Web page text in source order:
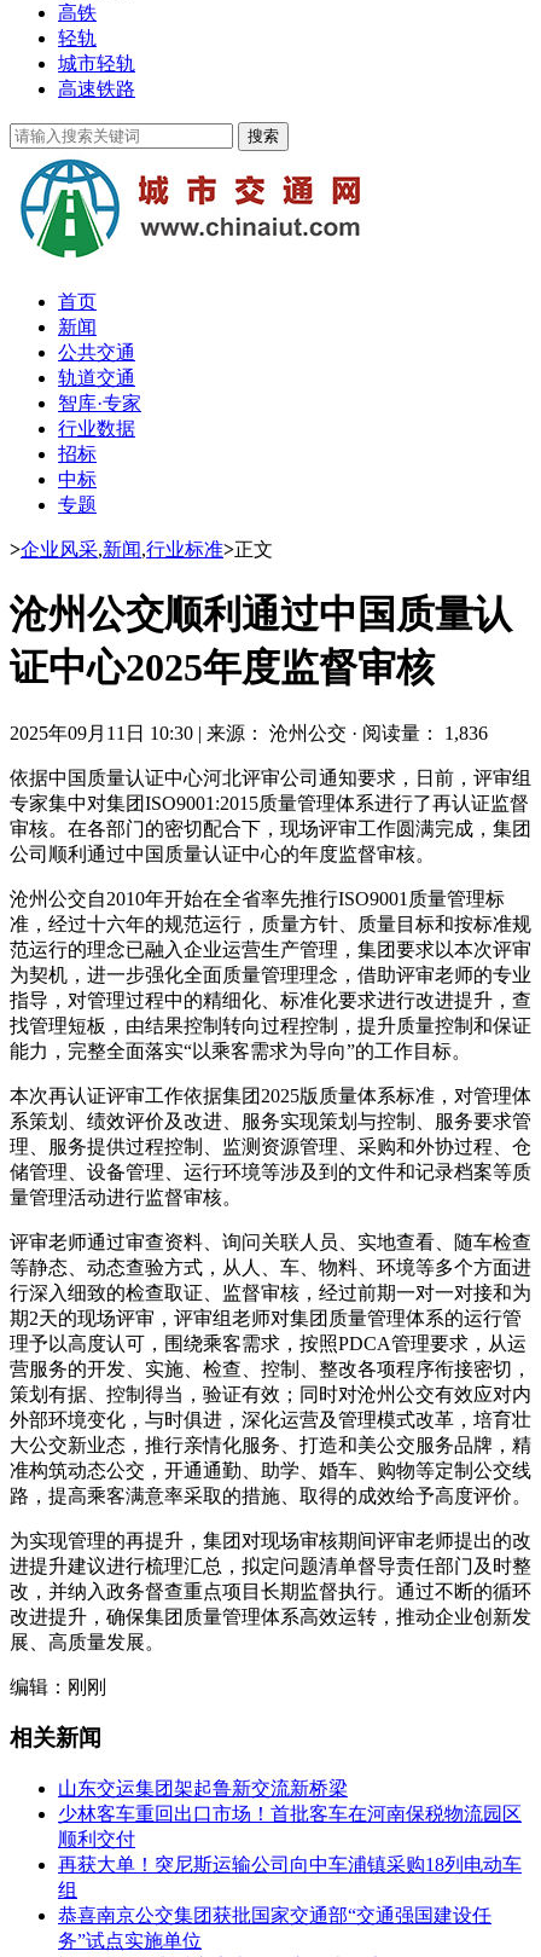
高铁
轻轨
城市轻轨
高速铁路
首页
新闻
公共交通
轨道交通
智库·专家
行业数据
招标
中标
专题
>企业风采,新闻,行业标准>正文
沧州公交顺利通过中国质量认
证中心2025年度监督审核
2025年09月11日 10:30 | 来源： 沧州公交 · 阅读量： 1,836
依据中国质量认证中心河北评审公司通知要求，日前，评审组
专家集中对集团ISO9001:2015质量管理体系进行了再认证监督
审核。在各部门的密切配合下，现场评审工作圆满完成，集团
公司顺利通过中国质量认证中心的年度监督审核。
沧州公交自2010年开始在全省率先推行ISO9001质量管理标
准，经过十六年的规范运行，质量方针、质量目标和按标准规
范运行的理念已融入企业运营生产管理，集团要求以本次评审
为契机，进一步强化全面质量管理理念，借助评审老师的专业
指导，对管理过程中的精细化、标准化要求进行改进提升，查
找管理短板，由结果控制转向过程控制，提升质量控制和保证
能力，完整全面落实“以乘客需求为导向”的工作目标。
本次再认证评审工作依据集团2025版质量体系标准，对管理体
系策划、绩效评价及改进、服务实现策划与控制、服务要求管
理、服务提供过程控制、监测资源管理、采购和外协过程、仓
储管理、设备管理、运行环境等涉及到的文件和记录档案等质
量管理活动进行监督审核。
评审老师通过审查资料、询问关联人员、实地查看、随车检查
等静态、动态查验方式，从人、车、物料、环境等多个方面进
行深入细致的检查取证、监督审核，经过前期一对一对接和为
期2天的现场评审，评审组老师对集团质量管理体系的运行管
理予以高度认可，围绕乘客需求，按照PDCA管理要求，从运
营服务的开发、实施、检查、控制、整改各项程序衔接密切，
策划有据、控制得当，验证有效；同时对沧州公交有效应对内
外部环境变化，与时俱进，深化运营及管理模式改革，培育壮
大公交新业态，推行亲情化服务、打造和美公交服务品牌，精
准构筑动态公交，开通通勤、助学、婚车、购物等定制公交线
路，提高乘客满意率采取的措施、取得的成效给予高度评价。
为实现管理的再提升，集团对现场审核期间评审老师提出的改
进提升建议进行梳理汇总，拟定问题清单督导责任部门及时整
改，并纳入政务督查重点项目长期监督执行。通过不断的循环
改进提升，确保集团质量管理体系高效运转，推动企业创新发
展、高质量发展。
编辑：刚刚
相关新闻
山东交运集团架起鲁新交流新桥梁
少林客车重回出口市场！首批客车在河南保税物流园区
顺利交付
再获大单！突尼斯运输公司向中车浦镇采购18列电动车
组
恭喜南京公交集团获批国家交通部“交通强国建设任
务”试点实施单位